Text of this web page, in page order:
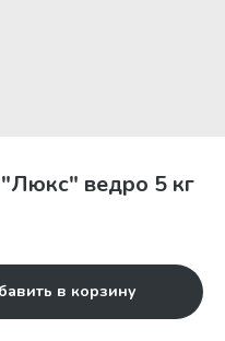
ведро 5 кг
в корзину